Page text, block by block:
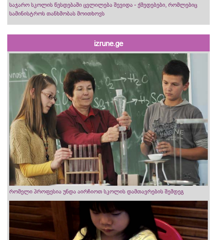
საჯარო სკოლის წესდებაში ცვლილება შევიდა - ქმედებები, რომლებიც
სამინისტროს თანხმობას მოითხოვს
izrune.ge
რომელი პროფესია უნდა აირჩიოთ სკოლის დამთავრების შემდეგ